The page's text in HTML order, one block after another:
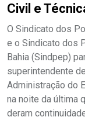
Civil e
O Sindicato dos
e o Sindicato dos
Bahia (Sindpep)
superintendente
Administração do
na noite da última
deram